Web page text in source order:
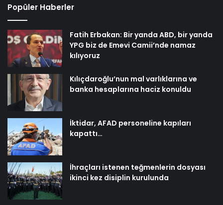
Popüler Haberler
Fatih Erbakan: Bir yanda ABD, bir yanda
YPG biz de Emevi Camii’nde namaz
kılıyoruz
Kılıçdaroğlu’nun mal varlıklarına ve
banka hesaplarına haciz konuldu
İktidar, AFAD personeline kapıları
kapattı…
İhraçları istenen teğmenlerin dosyası
ikinci kez disiplin kurulunda